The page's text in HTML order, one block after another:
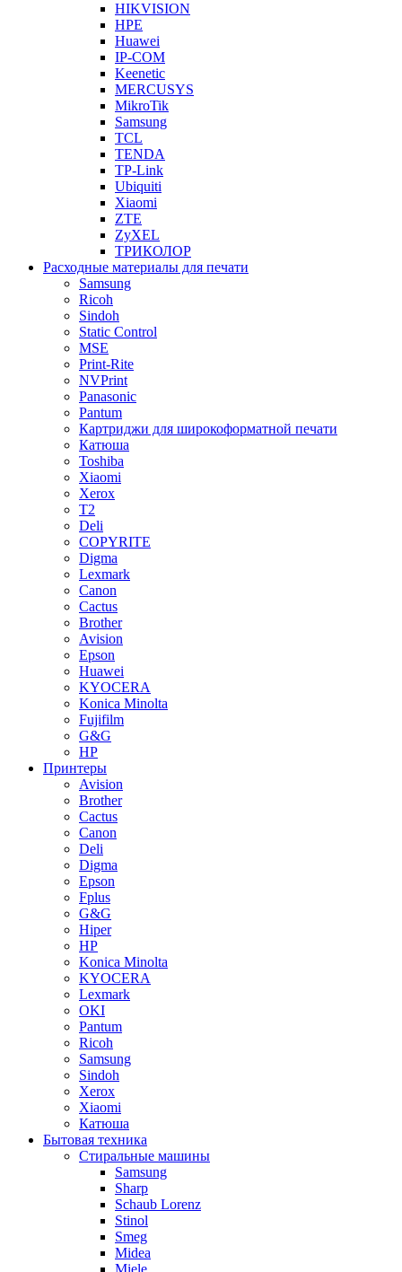
HIKVISION
HPE
Huawei
IP-COM
Keenetic
MERCUSYS
MikroTik
Samsung
TCL
TENDA
TP-Link
Ubiquiti
Xiaomi
ZTE
ZyXEL
ТРИКОЛОР
Расходные материалы для печати
Samsung
Ricoh
Sindoh
Static Control
MSE
Print-Rite
NVPrint
Panasonic
Pantum
Картриджи для широкоформатной печати
Катюша
Toshiba
Xiaomi
Xerox
T2
Deli
COPYRITE
Digma
Lexmark
Canon
Cactus
Brother
Avision
Epson
Huawei
KYOCERA
Konica Minolta
Fujifilm
G&G
HP
Принтеры
Avision
Brother
Cactus
Canon
Deli
Digma
Epson
Fplus
G&G
Hiper
HP
Konica Minolta
KYOCERA
Lexmark
OKI
Pantum
Ricoh
Samsung
Sindoh
Xerox
Xiaomi
Катюша
Бытовая техника
Стиральные машины
Samsung
Sharp
Schaub Lorenz
Stinol
Smeg
Midea